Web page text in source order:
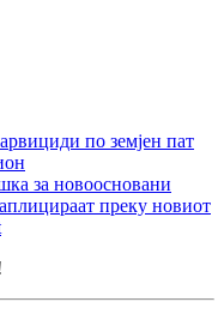
по земјен пат
за новоосновани
преку новиот